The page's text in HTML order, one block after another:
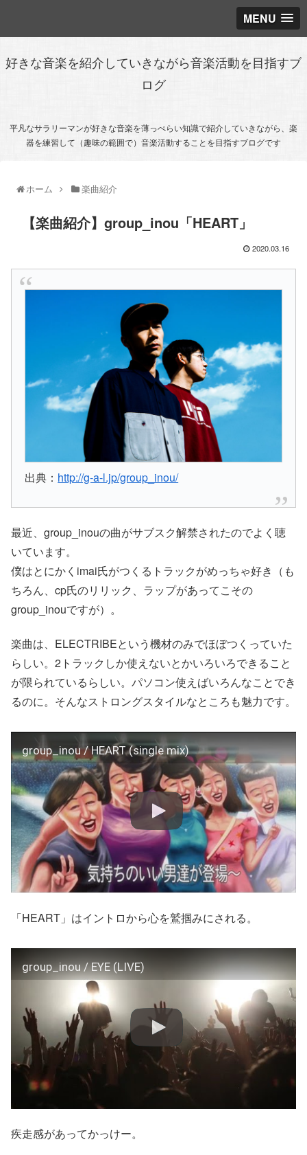
MENU
好きな音楽を紹介していきながら音楽活動を目指すブ
ログ
平凡なサラリーマンが好きな音楽を薄っぺらい知識で紹介していきながら、楽
器を練習して（趣味の範囲で）音楽活動することを目指すブログです
ホーム 楽曲紹介
【楽曲紹介】group_inou「HEART」
2020.03.16
出典： http://g-a-l.jp/group_inou/
最近、group_inouの曲がサブスク解禁されたのでよく聴
いています。
僕はとにかくimai氏がつくるトラックがめっちゃ好き（も
ちろん、cp氏のリリック、ラップがあってこその
group_inouですが）。
楽曲は、ELECTRIBEという機材のみでほぼつくっていた
らしい。2トラックしか使えないとかいろいろできること
が限られているらしい。パソコン使えばいろんなことでき
るのに。そんなストロングスタイルなところも魅力です。
group_inou / HEART (single mix)
「HEART」はイントロから心を鷲掴みにされる。
group_inou / EYE (LIVE)
疾走感があってかっけー。